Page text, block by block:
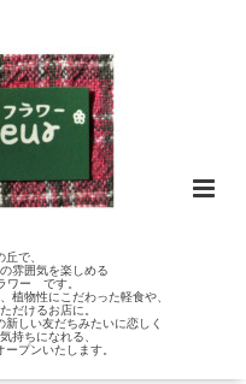
で、
雰囲気を楽しめる
ワー です。
植物性にこだわった軽食や、
だけるお店に。
しい友だちみたいに恋しく
持ちになれる、
プンいたします。